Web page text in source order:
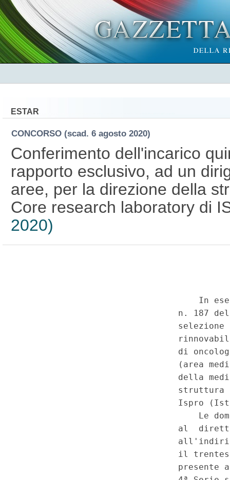
ESTAR
CONCORSO (scad. 6 agosto 2020)
Conferimento dell'incarico
rapporto esclusivo, ad un
aree, per la direzione della
Core research laboratory di
2020)